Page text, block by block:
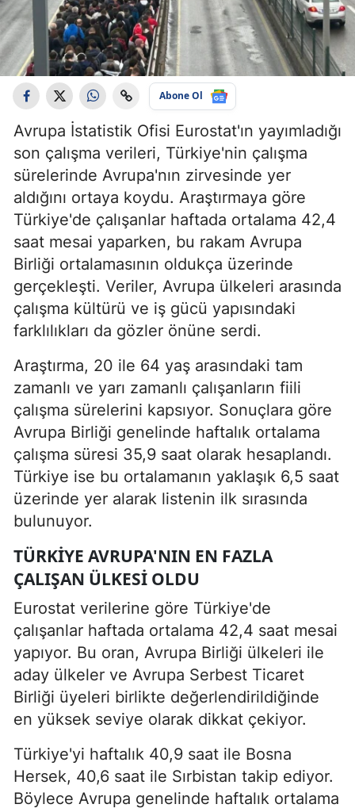
Abone Ol
Avrupa İstatistik Ofisi Eurostat'ın yayımladığı
son çalışma verileri, Türkiye'nin çalışma
sürelerinde Avrupa'nın zirvesinde yer
aldığını ortaya koydu. Araştırmaya göre
Türkiye'de çalışanlar haftada ortalama 42,4
saat mesai yaparken, bu rakam Avrupa
Birliği ortalamasının oldukça üzerinde
gerçekleşti. Veriler, Avrupa ülkeleri arasında
çalışma kültürü ve iş gücü yapısındaki
farklılıkları da gözler önüne serdi.
Araştırma, 20 ile 64 yaş arasındaki tam
zamanlı ve yarı zamanlı çalışanların fiili
çalışma sürelerini kapsıyor. Sonuçlara göre
Avrupa Birliği genelinde haftalık ortalama
çalışma süresi 35,9 saat olarak hesaplandı.
Türkiye ise bu ortalamanın yaklaşık 6,5 saat
üzerinde yer alarak listenin ilk sırasında
bulunuyor.
TÜRKIYE AVRUPA'NIN EN FAZLA
ÇALIŞAN ÜLKESI OLDU
Eurostat verilerine göre Türkiye'de
çalışanlar haftada ortalama 42,4 saat mesai
yapıyor. Bu oran, Avrupa Birliği ülkeleri ile
aday ülkeler ve Avrupa Serbest Ticaret
Birliği üyeleri birlikte değerlendirildiğinde
en yüksek seviye olarak dikkat çekiyor.
Türkiye'yi haftalık 40,9 saat ile Bosna
Hersek, 40,6 saat ile Sırbistan takip ediyor.
Böylece Avrupa genelinde haftalık ortalama